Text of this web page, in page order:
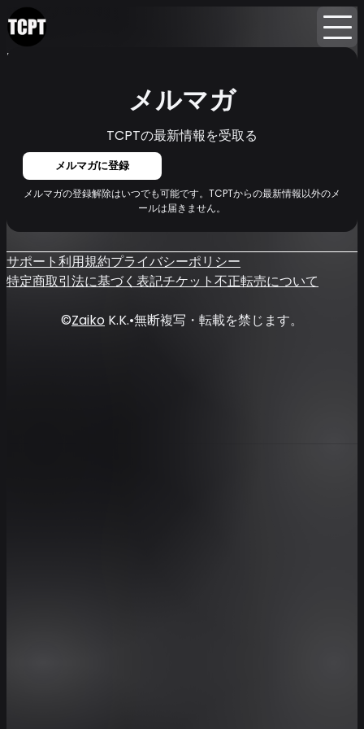
Home
メルマガ
TCPTの最新情報を受取る
メルマガに登録
メルマガの登録解除はいつでも可能です。TCPTからの最新情報以外のメ
ールは届きません。
サポート利用規約プライバシーポリシー
特定商取引法に基づく表記チケット不正転売について
©Zaiko K.K.•無断複写・転載を禁じます。